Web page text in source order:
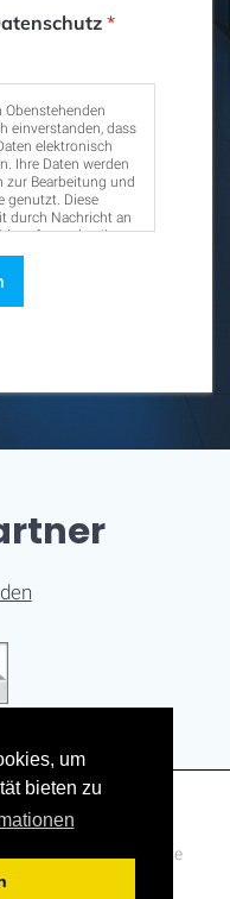
um
bieten zu
*
Obenstehenden
einverstanden, dass
elektronisch
Ihre Daten werden
zur Bearbeitung und
genutzt. Diese
durch Nachricht an
werden Ihre
Informationen
Media. Alle Rechte